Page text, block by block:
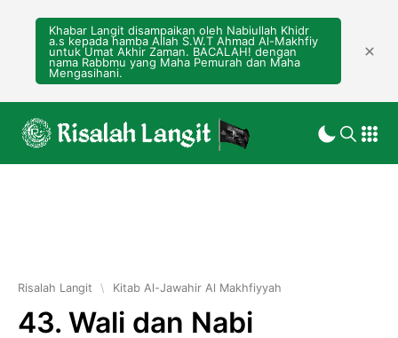
Khabar Langit disampaikan oleh Nabiullah Khidr
a.s kepada hamba Allah S.W.T Ahmad Al-Makhfiy
untuk Umat Akhir Zaman. BACALAH! dengan
nama Rabbmu yang Maha Pemurah dan Maha
Mengasihani.
Risalah Langit \ Kitab Al-Jawahir Al Makhfiyyah
43. Wali dan Nabi